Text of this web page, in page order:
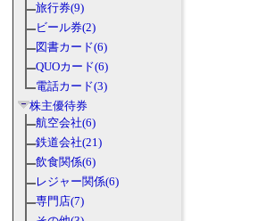
旅行券(9)
ビール券(2)
図書カード(6)
QUOカード(6)
電話カード(3)
株主優待券
航空会社(6)
鉄道会社(21)
飲食関係(6)
レジャー関係(6)
専門店(7)